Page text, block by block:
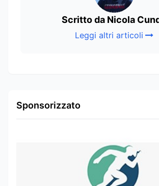
Scritto da Nicola
Leggi altri articoli
Sponsorizzato